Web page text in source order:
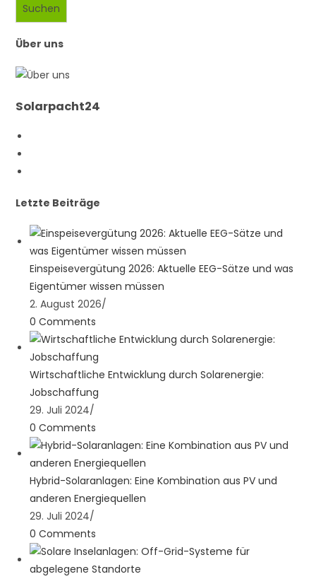
Suchen
Über uns
Solarpacht24
tab
new
tab
a
new
Letzte Beiträge
Einspeisevergütung 2026: Aktuelle EEG-Sätze und was
Eigentümer wissen müssen
2. August 2026/
0 Comments
Wirtschaftliche Entwicklung durch Solarenergie:
Jobschaffung
29. Juli 2024/
0 Comments
Hybrid-Solaranlagen: Eine Kombination aus PV und
anderen Energiequellen
29. Juli 2024/
0 Comments